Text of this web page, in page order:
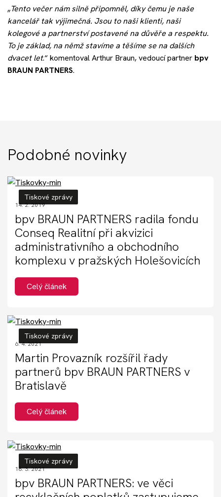
„Tento večer nám silně připomněl, díky čemu je naše
kancelář tak výjimečná. Jsou to naši klienti, naši
kolegové a partnerství postavené na důvěře a respektu.
To je základ, na němž stavíme a těšíme se na dalších
dvacet let.“ komentoval Arthur Braun, vedoucí partner bpv
BRAUN PARTNERS.
Podobné novinky
Tiskové zprávy
14. 2. 2019
bpv BRAUN PARTNERS radila fondu
Conseq Realitní při akvizici
administrativního a obchodního
komplexu v pražských Holešovicích
Celý článek
Tiskové zprávy
6. 4. 2021
Martin Provazník rozšířil řady
partnerů bpv BRAUN PARTNERS v
Bratislavě
Celý článek
Tiskové zprávy
18. 3. 2021
bpv BRAUN PARTNERS: ve věci